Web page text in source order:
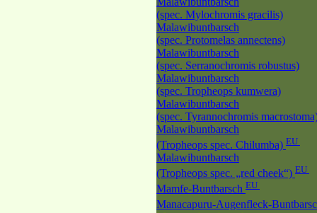
(spec. Mylochromis gracilis)
Malawibuntbarsch
(spec. Protomelas annectens)
Malawibuntbarsch
(spec. Serranochromis robustus)
Malawibuntbarsch
(spec. Tropheops kumwera)
Malawibuntbarsch
(spec. Tyrannochromis
Malawibuntbarsch
(Tropheops spec. Chilumba) EU
Malawibuntbarsch
(Tropheops spec. „red cheek“) EU
Mamfe-Buntbarsch EU
Manacapuru-Augenfleck-